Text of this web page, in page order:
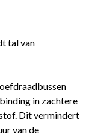
tal van
in zachtere
Dit vermindert
van de